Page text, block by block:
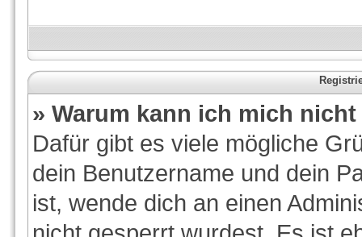
» Warum kann ich mich
Dafür gibt es viele mögliche
dein Benutzername und dein
ist, wende dich an einen